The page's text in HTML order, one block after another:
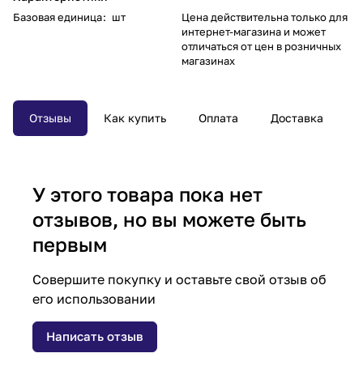
Базовая единица: шт
Цена действительна только для
интернет-магазина и может
отличаться от цен в розничных
магазинах
Отзывы Как купить Оплата Доставка
У этого товара пока нет
отзывов, но вы можете быть
первым
Совершите покупку и оставьте свой отзыв об
его использовании
Написать отзыв